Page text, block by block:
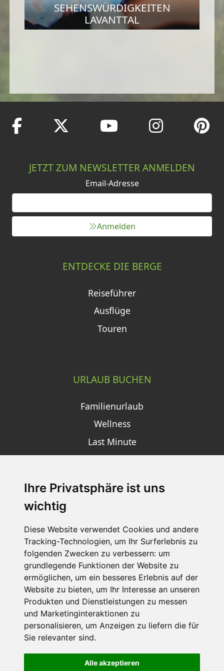
Ihre Privatsphäre ist uns
wichtig
Diese Website verwendet Cookies und andere
Tracking-Technologien, um Ihr Surferlebnis zu
folgenden Zwecken zu verbessern: um
grundlegende Funktionen der Website zu
ermöglichen, um ein besseres Erlebnis auf der
Website zu bieten, um Ihr Interesse an unseren
Produkten und Dienstleistungen zu messen
und Marketinginteraktionen zu
personalisieren, um Anzeigen zu liefern die für
Sie relevanter sind.
Alle akzeptieren
SEHENSWÜRDIGKEITEN
LAVANTTAL
JETZT ZUM NEWSLETTER ANMELDEN
Email-Adresse
Anmelden
ENTDECKE DIE BERGE
Reiseführer
Ausflüge
Touren
URLAUB BUCHEN
Familienurlaub
Wellness
Last Minute
SCHNEEHÖHEN SKI APP
Die Schneehoehen Ski APP für iOS und Android - Ein
Muss für alle Wintersportler und Schneefreaks!
Impressum
Datenschutz
Nutzungsbedingungen
Portale
FAQ Newsletter Mediadaten